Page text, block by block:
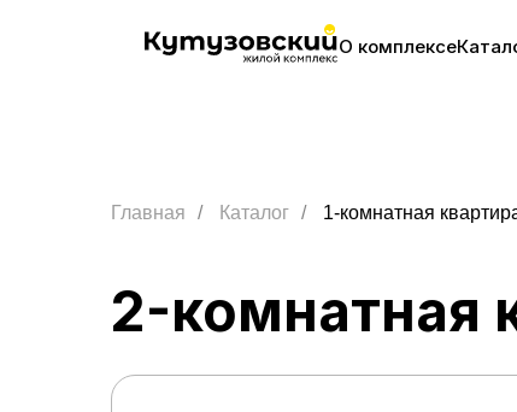
О комплексе
Главная / Каталог / 1-комнатная
2-комнатная